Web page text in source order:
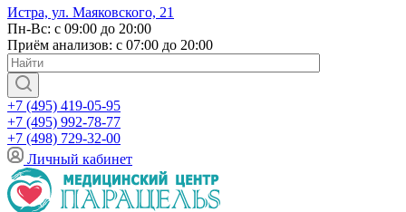
Истра, ул. Маяковского, 21
Пн-Вс: с 09:00 до 20:00
Приём анализов: с 07:00 до 20:00
+7 (495) 419-05-95
+7 (495) 992-78-77
+7 (498) 729-32-00
Личный кабинет